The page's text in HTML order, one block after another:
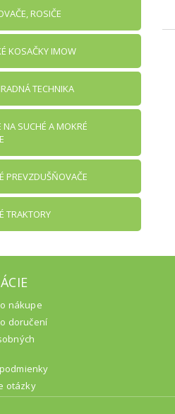
ROSIČE
KOSAČKY IMOW
TECHNIKA
NA SUCHÉ A MOKRÉ
PREVZDUŠŇOVAČE
TRAKTORY
nákupe
doručení
otázky